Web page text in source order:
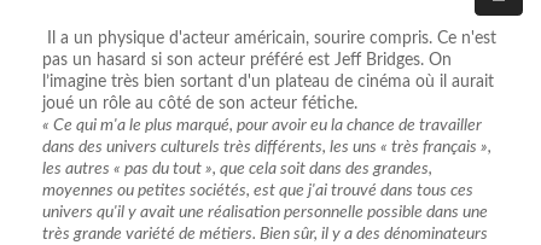
Il a un physique d'acteur américain, sourire compris. Ce n'est
pas un hasard si son acteur préféré est Jeff Bridges. On
l’imagine très bien sortant d'un plateau de cinéma où il aurait
joué un rôle au côté de son acteur fétiche.
« Ce qui m'a le plus marqué, pour avoir eu la chance de travailler
dans des univers culturels très différents, les uns « très français »,
les autres « pas du tout », que cela soit dans des grandes,
moyennes ou petites sociétés, est que j'ai trouvé dans tous ces
univers qu'il y avait une réalisation personnelle possible dans une
très grande variété de métiers. Bien sûr, il y a des dénominateurs